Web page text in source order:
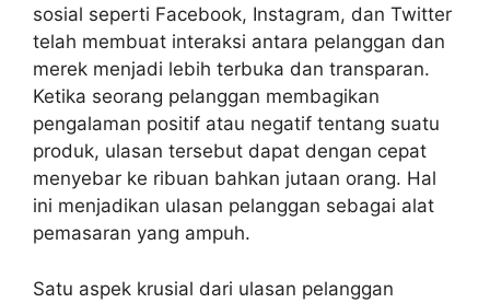
sosial seperti Facebook, Instagram, dan Twitter
telah membuat interaksi antara pelanggan dan
merek menjadi lebih terbuka dan transparan.
Ketika seorang pelanggan membagikan
pengalaman positif atau negatif tentang suatu
produk, ulasan tersebut dapat dengan cepat
menyebar ke ribuan bahkan jutaan orang. Hal
ini menjadikan ulasan pelanggan sebagai alat
pemasaran yang ampuh.
Satu aspek krusial dari ulasan pelanggan